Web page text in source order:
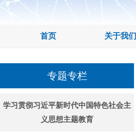
首页 关于我们
专题专栏
学习贯彻习近平新时代中国特色社会主
义思想主题教育